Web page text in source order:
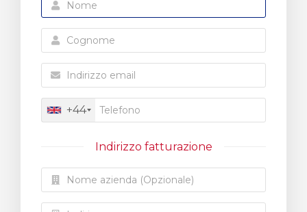
+44
Indirizzo fatturazione